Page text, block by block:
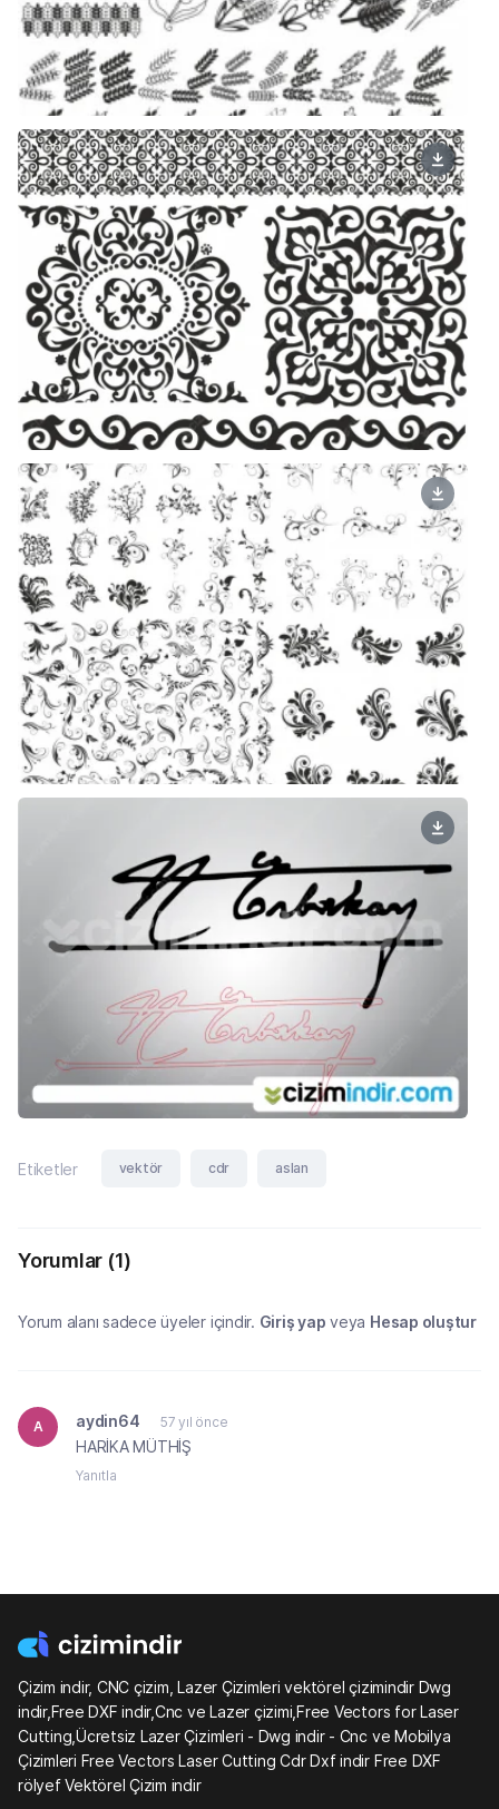
Etiketler vektör cdr aslan
Yorumlar (1)
Yorum alanı sadece üyeler içindir. Giriş yap veya Hesap oluştur
A aydin64 57 yıl önce
HARİKA MÜTHİŞ
Yanıtla
Çizim indir, CNC çizim, Lazer Çizimleri vektörel çizimindir Dwg
indir,Free DXF indir,Cnc ve Lazer çizimi,Free Vectors for Laser
Cutting,Ücretsiz Lazer Çizimleri - Dwg indir - Cnc ve Mobilya
Çizimleri Free Vectors Laser Cutting Cdr Dxf indir Free DXF
rölyef Vektörel Çizim indir